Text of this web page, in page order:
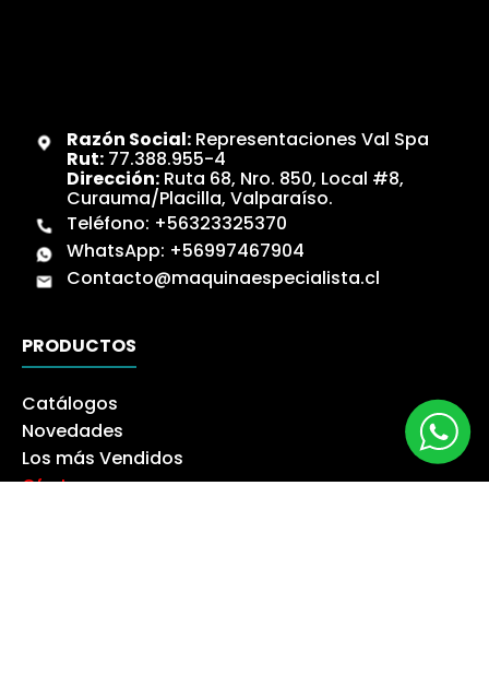
Razón Social:Representaciones Val Spa
Rut:77.388.955-4
Dirección:Ruta 68, Nro. 850, Local #8,
Curauma/Placilla, Valparaíso.
Teléfono: +56323325370
WhatsApp: +56997467904
Contacto@maquinaespecialista.cl
PRODUCTOS
Catálogos
Novedades
Los más Vendidos
Ofertas